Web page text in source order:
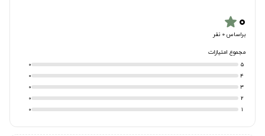
۰star
براساس 0 نفر
مجموع امتیازات
5
0
4
0
3
0
2
0
1
0